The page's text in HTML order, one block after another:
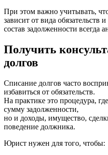
При этом важно учитывать,
зависит от вида обязательств
состав задолженности всегда
Получить
долгов
Списание долгов часто
избавиться от обязательств.
На практике это процедура,
сумму задолженности,
но и доходы, имущество,
поведение должника.
Юрист нужен для того, чтобы: